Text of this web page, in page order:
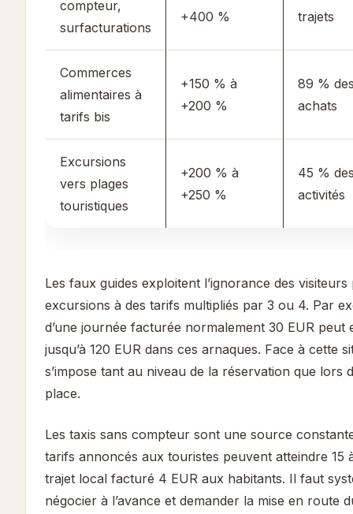
compteur,
surfacturations
+400 %
trajets
Commerces
alimentaires à
tarifs bis
+150 % à
+200 %
89 %
achats
Excursions
vers plages
touristiques
+200 % à
+250 %
45 %
activités
Les faux guides exploitent l’ignorance des
excursions à des tarifs multipliés par 3 ou 4. Par
d’une journée facturée normalement 30 EUR peut
jusqu’à 120 EUR dans ces arnaques. Face à cette
s’impose tant au niveau de la réservation que lors
place.
Les taxis sans compteur sont une source
tarifs annoncés aux touristes peuvent atteindre 15
trajet local facturé 4 EUR aux habitants. Il faut
négocier à l’avance et demander la mise en route